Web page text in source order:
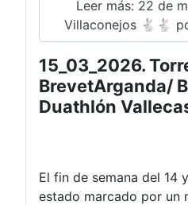
Leer más: 22 de
Villaconejos 🐇🐇
15_03_2026.
BrevetArganda/
Duathlón
El fin de semana del 14
estado marcado por un